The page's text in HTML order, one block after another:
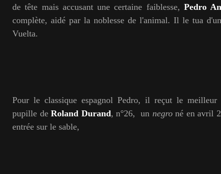
de tête mais accusant une certaine faiblesse, Pedro
complète, aidé par la noblesse de l'animal. Il le tua
Vuelta.
Pour le classique espagnol Pedro, il reçut le
pupille deRoland Durand, n°26, un negroné en avril
entrée sur le sable,